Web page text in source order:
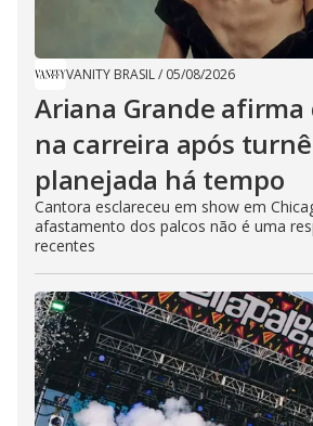
VANITY BRASIL/ 05/08/2026
Ariana Grande afirma
na carreira após
planejada há tempo
Cantora esclareceu em show em
afastamento dos palcos não é uma
recentes